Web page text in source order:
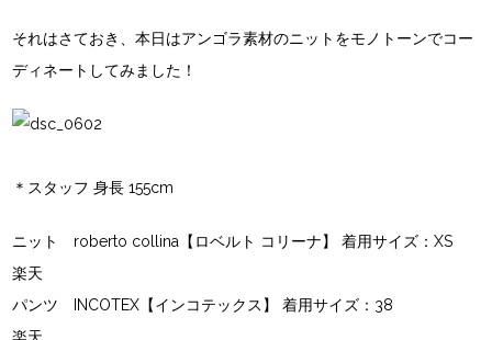
それはさておき、本日はアンゴラ素材のニットをモノトーンでコー
ディネートしてみました！
＊スタッフ 身長 155cm
ニット roberto collina【ロベルト コリーナ】
着用サイズ：XS
楽天
パンツ
INCOTEX【インコテックス】
着用サイズ：38